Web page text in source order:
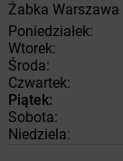
Żabka Warszawa
Poniedziałek:
Wtorek:
Środa:
Czwartek:
Piątek:
Sobota:
Niedziela: